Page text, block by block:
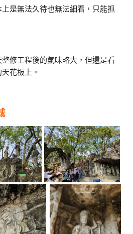
是無法久待也無法細看，只能抓
修工程後的氣味略大，但還是看
花板上。